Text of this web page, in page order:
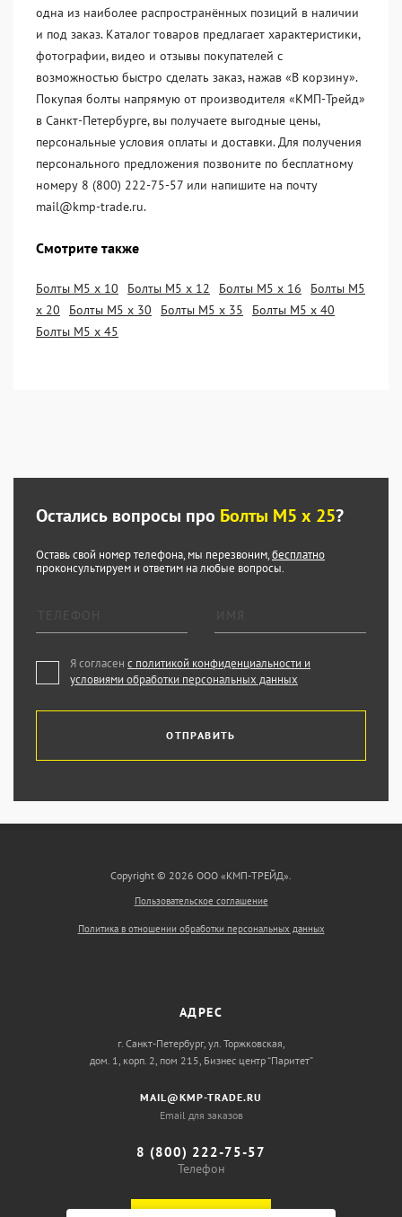
одна из наиболее распространённых позиций в наличии
и под заказ. Каталог товаров предлагает характеристики,
фотографии, видео и отзывы покупателей с
возможностью быстро сделать заказ, нажав «В корзину».
Покупая болты напрямую от производителя «KМП-Трейд»
в Санкт-Петербурге, вы получаете выгодные цены,
персональные условия оплаты и доставки. Для получения
персонального предложения позвоните по бесплатному
номеру 8 (800) 222-75-57 или напишите на почту
mail@kmp-trade.ru.
Смотрите также
Болты М5 х 10 Болты М5 х 12 Болты М5 х 16
Болты М5
х 20
Болты М5 х 30 Болты М5 х 35
Болты М5 х 40
Болты М5 х 45
Остались вопросы про Болты М5 х 25?
Оставь свой номер телефона, мы перезвоним,бесплатно
проконсультируем и ответим на любые вопросы.
Я согласен с политикой конфиденциальности и
условиями обработки персональных данных
ОТПРАВИТЬ
Copyright © 2026 ООО «КМП-ТРЕЙД».
Пользовательское соглашение
Политика в отношении обработки персональных данных
АДРЕС
г. Санкт-Петербург, ул. Торжковская,
дом. 1, корп. 2, пом 215, Бизнес центр “Паритет”
MAIL@KMP-TRADE.RU
Email для заказов
8 (800) 222-75-57
Телефон